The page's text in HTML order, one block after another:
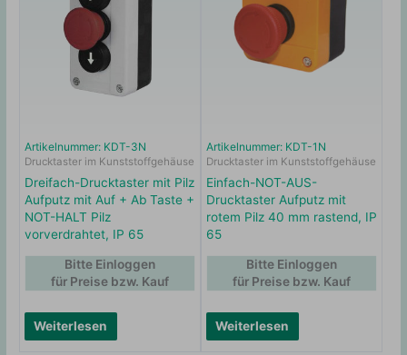
Artikelnummer: KDT-3N
Drucktaster im Kunststoffgehäuse
Dreifach-Drucktaster mit Pilz
Aufputz mit Auf + Ab Taste +
NOT-HALT Pilz
vorverdrahtet, IP 65
Weiterlesen
Bitte Einloggen
für Preise bzw. Kauf
Artikelnummer: KDT-1N
Drucktaster im Kunststoffgehäuse
Einfach-NOT-AUS-
Drucktaster Aufputz mit
rotem Pilz 40 mm rastend, IP
65
Weiterlesen
Bitte Einloggen
für Preise bzw. Kauf